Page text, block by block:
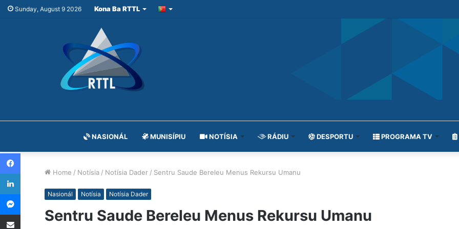
Sunday, August 9 2026 Kona Ba RTTL
NASIONÁL MUNISÍPIU NOTÍSIA RÁDIU DESPORTU PROGRAMA TV
Home / Notísia / Notísia Dader / Sentru Saude Bereleu Menus Rekursu Umanu
Nasionál Notísia Notísia Dader
Sentru Saude Bereleu Menus Rekursu Umanu
Facebook
LinkedIn
Messenger